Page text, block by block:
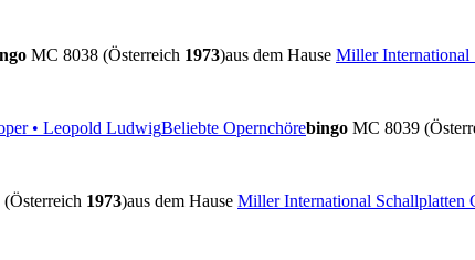
MC 8038 (Österreich 1973)aus dem Hause Miller International
• Leopold LudwigBeliebte Opernchörebingo MC 8039
1973)aus dem Hause Miller International Schallplatten